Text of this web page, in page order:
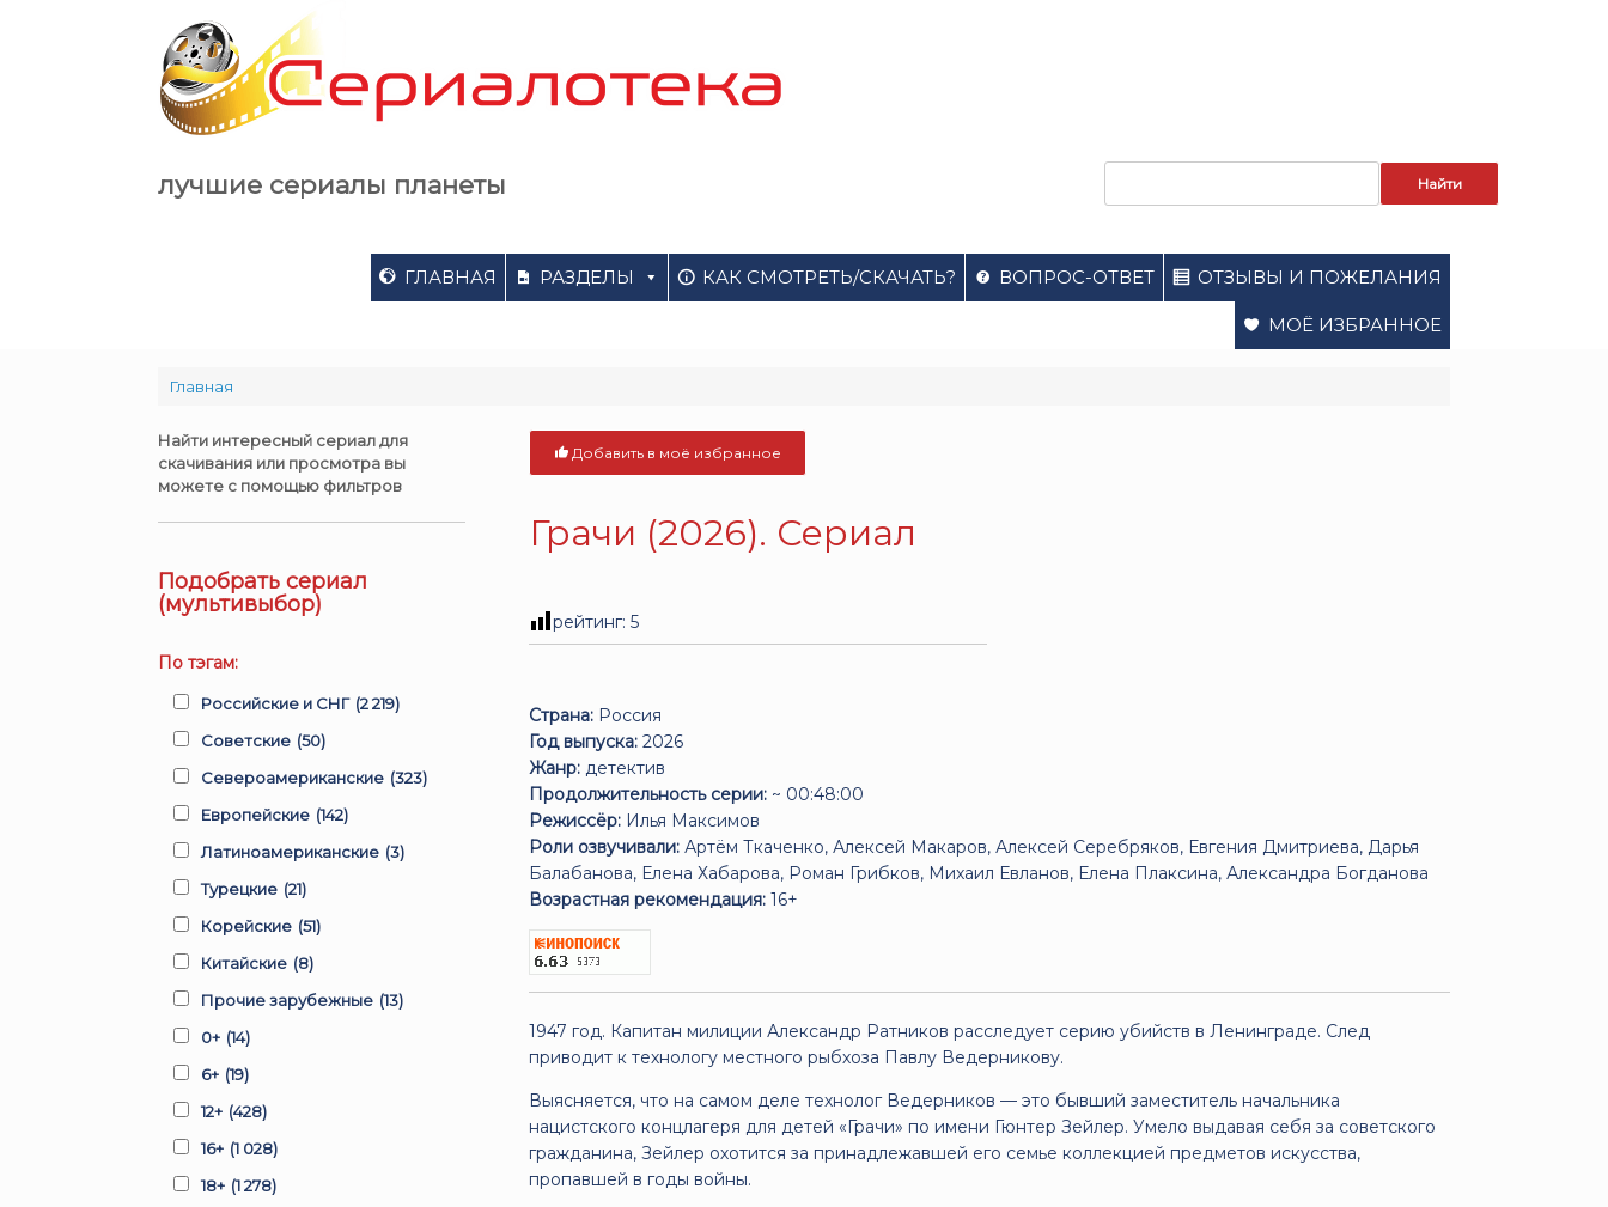
лучшие сериалы планеты
ГЛАВНАЯ РАЗДЕЛЫ КАК СМОТРЕТЬ/СКАЧАТЬ? ВОПРОС-ОТВЕТ ОТЗЫВЫ И ПОЖЕЛАНИЯ
МОЁ ИЗБРАННОЕ
Главная
Добавить в моё избранное
Грачи (2026). Сериал
рейтинг:5
Страна: Россия
Год выпуска: 2026
Жанр: детектив
Продолжительность серии: ~ 00:48:00
Режиссёр: Илья Максимов
Роли озвучивали: Артём Ткаченко, Алексей Макаров, Алексей Серебряков, Евгения Дмитриева, Дарья
Балабанова, Елена Хабарова, Роман Грибков, Михаил Евланов, Елена Плаксина, Александра Богданова
Возрастная рекомендация: 16+
1947 год. Капитан милиции Александр Ратников расследует серию убийств в Ленинграде. След
приводит к технологу местного рыбхоза Павлу Ведерникову.
Выясняется, что на самом деле технолог Ведерников — это бывший заместитель начальника
нацистского концлагеря для детей «Грачи» по имени Гюнтер Зейлер. Умело выдавая себя за советского
гражданина, Зейлер охотится за принадлежавшей его семье коллекцией предметов искусства,
пропавшей в годы войны.
Найти интересный сериал для
скачивания или просмотра вы
можете с помощью фильтров
Подобрать сериал
(мультивыбор)
По тэгам:
Российские и СНГ (2 219)
Советские (50)
Североамериканские (323)
Европейские (142)
Латиноамериканские (3)
Турецкие (21)
Корейские (51)
Китайские (8)
Прочие зарубежные (13)
0+ (14)
6+ (19)
12+ (428)
16+ (1 028)
18+ (1 278)